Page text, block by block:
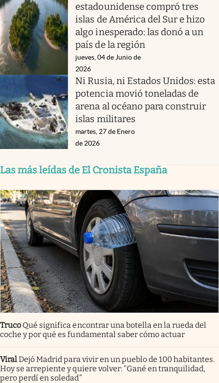
estadounidense compró tres
islas de América del Sur e hizo
algo inesperado: las donó a un
país de la región
jueves, 04 de Junio de
2026
Ni Rusia, ni Estados Unidos: esta
potencia movió toneladas de
arena al océano para construir
islas militares
martes, 27 de Enero
de 2026
Las más leídas de El Cronista España
Truco Qué significa encontrar una botella en la rueda del
coche y por qué es fundamental saber cómo actuar
ViralDejó Madrid para vivir en un pueblo de 100 habitantes.
Hoy se arrepiente y quiere volver: “Gané en tranquilidad,
pero perdí en soledad”